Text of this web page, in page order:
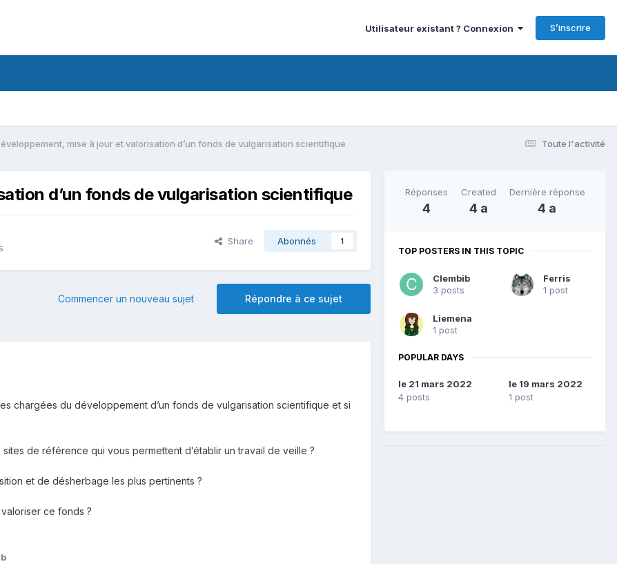
Utilisateur existant ? Connexion S’inscrire
Toute l'activité
mise à jour et valorisation d’un fonds de vulgarisation scientifique
d’un fonds de vulgarisation scientifique
Share Abonnés 1
Répondre à ce sujet
Commencer un nouveau sujet
chargées du développement d’un fonds de vulgarisation scientifique et si
sites de référence qui vous permettent d’établir un travail de veille ?
et de désherbage les plus pertinents ?
ce fonds ?
Réponses
4
Created
4 a
Dernière réponse
4 a
TOP POSTERS IN THIS TOPIC
Clembib
3 posts
Ferris
1 post
Liemena
1 post
POPULAR DAYS
le 21 mars 2022
4 posts
le 19 mars 2022
1 post